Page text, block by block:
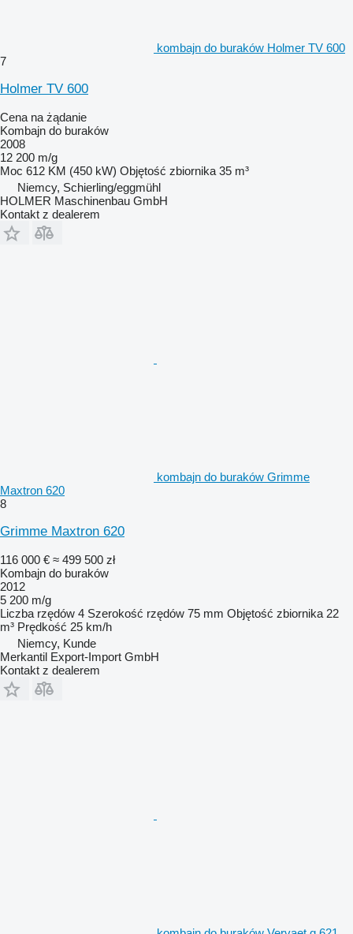
kombajn do buraków Holmer TV 600
7
Holmer TV 600
Cena na żądanie
Kombajn do buraków
2008
12 200 m/g
Moc 612 KM (450 kW) Objętość zbiornika 35 m³
Niemcy, Schierling/eggmühl
HOLMER Maschinenbau GmbH
Kontakt z dealerem
kombajn do buraków Grimme
Maxtron 620
8
Grimme Maxtron 620
116 000 € ≈ 499 500 zł
Kombajn do buraków
2012
5 200 m/g
Liczba rzędów 4 Szerokość rzędów 75 mm Objętość zbiornika 22
m³ Prędkość 25 km/h
Niemcy, Kunde
Merkantil Export-Import GmbH
Kontakt z dealerem